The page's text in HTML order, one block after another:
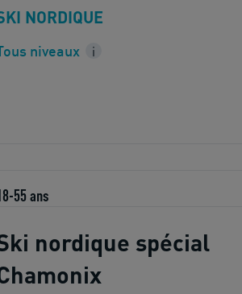
NORDIQUE
niveaux i
55 ans
nordique spécial